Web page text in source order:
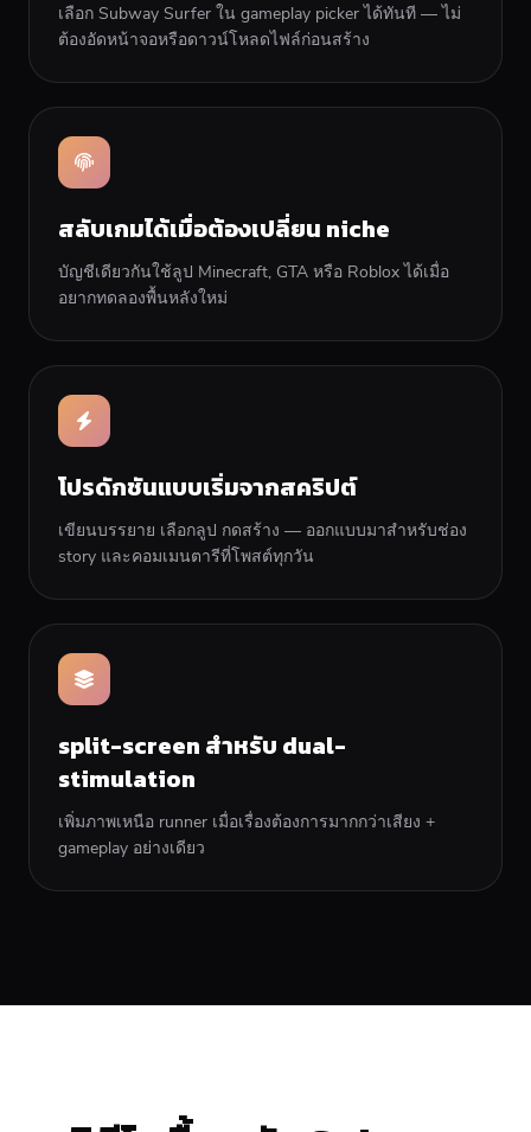
เลือก Subway Surfer ใน gameplay picker ได้ทันที — ไม่
ต้องอัดหน้าจอหรือดาวน์โหลดไฟล์ก่อนสร้าง
สลับเกมได้เมื่อต้องเปลี่ยน niche
บัญชีเดียวกันใช้ลูป Minecraft, GTA หรือ Roblox ได้เมื่อ
อยากทดลองพื้นหลังใหม่
โปรดักชันแบบเริ่มจากสคริปต์
เขียนบรรยาย เลือกลูป กดสร้าง — ออกแบบมาสำหรับช่อง
story และคอมเมนตารีที่โพสต์ทุกวัน
split-screen สำหรับ dual-
stimulation
เพิ่มภาพเหนือ runner เมื่อเรื่องต้องการมากกว่าเสียง +
gameplay อย่างเดียว